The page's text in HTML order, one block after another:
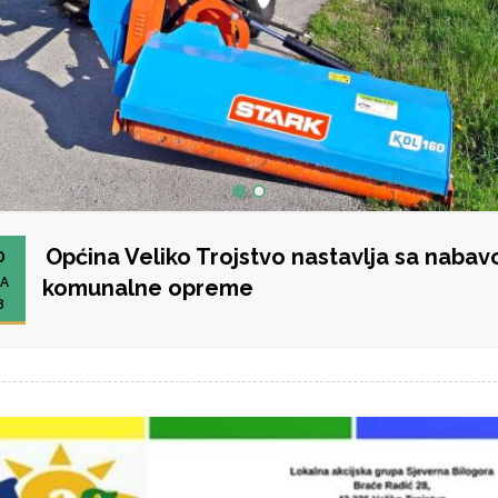
Općina Veliko Trojstvo nastavlja sa
komunalne opreme